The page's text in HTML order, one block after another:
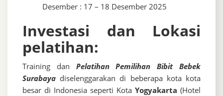
Desember : 17 – 18 Desember 2025
Investasi dan Lokasi
pelatihan:
Training dan Pelatihan Pemilihan Bibit Bebek
Surabaya diselenggarakan di beberapa kota kota
besar di Indonesia seperti Kota Yogyakarta (Hotel